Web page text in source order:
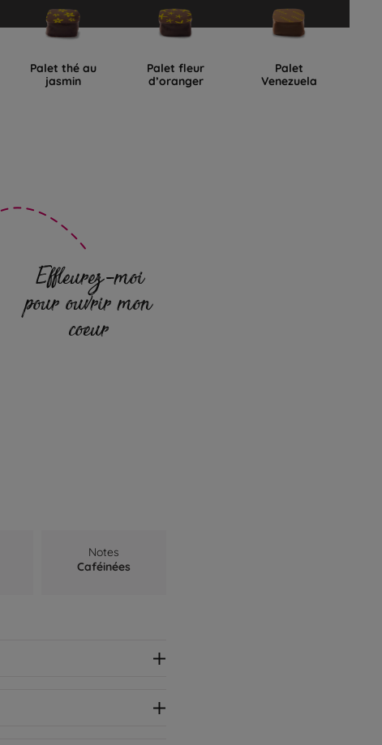
Palet thé au
jasmin
Palet fleur
d’oranger
Palet
Venezuela
Effleurez-moi
pour ouvrir mon
coeur
Notes
Caféinées